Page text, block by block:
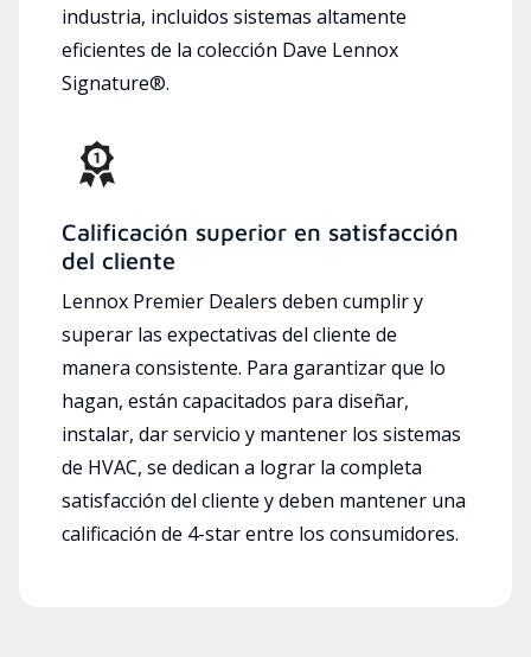
industria, incluidos sistemas altamente
eficientes de la colección Dave Lennox
Signature®.
Calificación superior en satisfacción
del cliente
Lennox Premier Dealers deben cumplir y
superar las expectativas del cliente de
manera consistente. Para garantizar que lo
hagan, están capacitados para diseñar,
instalar, dar servicio y mantener los sistemas
de HVAC, se dedican a lograr la completa
satisfacción del cliente y deben mantener una
calificación de 4-star entre los consumidores.